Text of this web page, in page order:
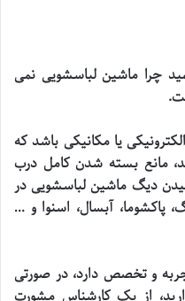
چرا ماشین لباسشویی نمی
.
یا مکانیکی باشد که
مانع بسته شدن کامل درب
دیگ ماشین لباسشویی در
پاکشوما، آبسال، اسنوا و …
و تخصص دارد، در صورتی